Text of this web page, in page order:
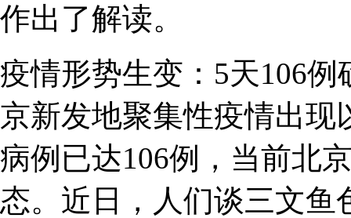
作出了解读。
疫情形势生变：5天106
京新发地聚集性疫情出现
病例已达106例，当前北
态。近日，人们谈三文